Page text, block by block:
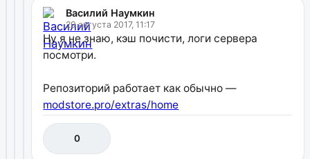
Василий Наумкин
29 августа 2017, 11:17
Ну я не знаю, кэш почисти, логи сервера
посмотри.
Репозиторий работает как обычно —
modstore.pro/extras/home
0